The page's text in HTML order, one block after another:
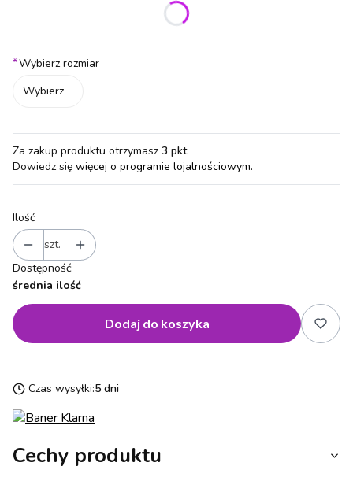
Poszczególne warianty mogą różnić się ceną
*Wybierz rozmiar
Wybierz
Za zakup produktu otrzymasz 3 pkt.
Dowiedz się więcej o programie lojalnościowym.
Ilość
szt.
Dostępność:
średnia ilość
Dodaj do koszyka
Czas wysyłki:5 dni
Cechy produktu